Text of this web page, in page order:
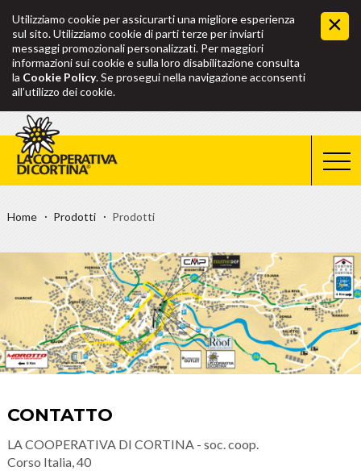
Utilizziamo cookie per assicurarti una migliore esperienza
sul sito. Utilizziamo cookie di parti terze per inviarti
messaggi promozionali personalizzati. Per maggiori
informazioni sui cookie e sulla loro disabilitazione consulta
la Cookie Policy. Se prosegui nella navigazione acconsenti
all’utilizzo dei cookie.
Home Prodotti Prodotti
CONTATTO
LA COOPERATIVA DI CORTINA - soc. coop.
Corso Italia, 40